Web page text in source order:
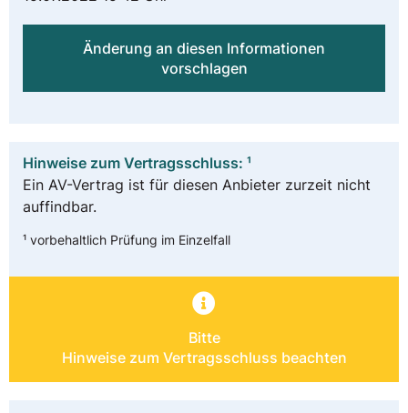
Änderung an diesen Informationen
vorschlagen
Hinweise zum Vertragsschluss: ¹
Ein AV-Vertrag ist für diesen Anbieter zurzeit nicht
auffindbar.
¹ vorbehaltlich Prüfung im Einzelfall
Bitte
Hinweise zum Vertragsschluss beachten